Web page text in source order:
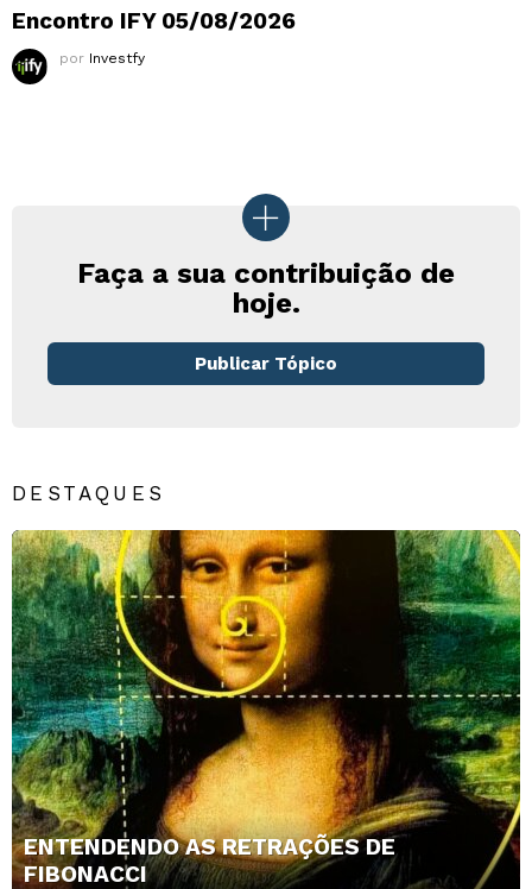
Encontro IFY 05/08/2026
por Investfy
Faça a sua contribuição de
hoje.
Publicar Tópico
DESTAQUES
ENTENDENDO AS RETRAÇÕES DE
FIBONACCI